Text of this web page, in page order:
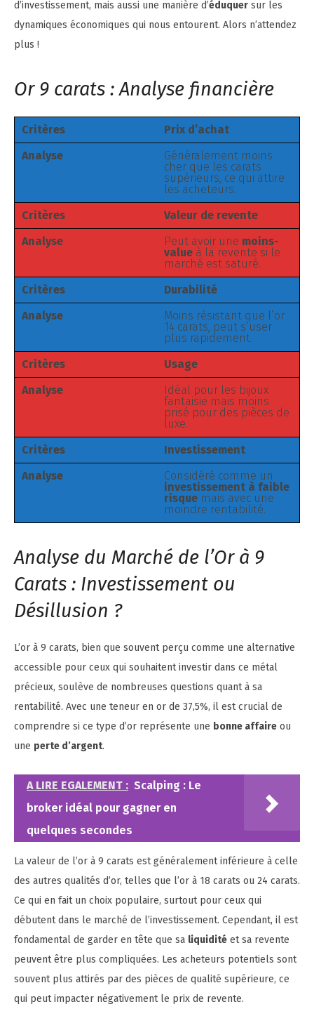
d’investissement, mais aussi une manière d’éduquer sur les
dynamiques économiques qui nous entourent. Alors n’attendez
plus !
Or 9 carats : Analyse financière
Critères
Prix d’achat
Analyse
Généralement moins
cher que les carats
supérieurs, ce qui attire
les acheteurs.
Critères
Valeur de revente
Analyse
Peut avoir une moins-
value à la revente si le
marché est saturé.
Critères
Durabilité
Analyse
Moins résistant que l’or
14 carats, peut s’user
plus rapidement.
Critères
Usage
Analyse
Idéal pour les bijoux
fantaisie mais moins
prisé pour des pièces de
luxe.
Critères
Investissement
Analyse
Considéré comme un
investissement à faible
risque mais avec une
moindre rentabilité.
Analyse du Marché de l’Or à 9
Carats : Investissement ou
Désillusion ?
L’or à 9 carats, bien que souvent perçu comme une alternative
accessible pour ceux qui souhaitent investir dans ce métal
précieux, soulève de nombreuses questions quant à sa
rentabilité. Avec une teneur en or de 37,5%, il est crucial de
comprendre si ce type d’or représente une bonne affaire ou
une perte d’argent.
A LIRE EGALEMENT : Scalping : Le
broker idéal pour gagner en
quelques secondes
La valeur de l’or à 9 carats est généralement inférieure à celle
des autres qualités d’or, telles que l’or à 18 carats ou 24 carats.
Ce qui en fait un choix populaire, surtout pour ceux qui
débutent dans le marché de l’investissement. Cependant, il est
fondamental de garder en tête que sa liquidité et sa revente
peuvent être plus compliquées. Les acheteurs potentiels sont
souvent plus attirés par des pièces de qualité supérieure, ce
qui peut impacter négativement le prix de revente.